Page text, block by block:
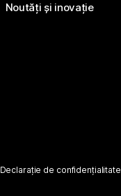
Noutăți și inovație
Declarație de confidențialitate